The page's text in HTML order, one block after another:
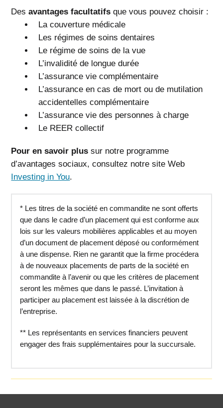
Desavantages facultatifs que vous pouvez choisir :
La couverture médicale
Les régimes de soins dentaires
Le régime de soins de la vue
L’invalidité de longue durée
L’assurance vie complémentaire
L’assurance en cas de mort ou de mutilation
accidentelles complémentaire
L’assurance vie des personnes à charge
Le REER collectif
Pour en savoir plus sur notre programme
d’avantages sociaux, consultez notre site Web
Investing in You.
* Les titres de la société en commandite ne sont offerts
que dans le cadre d’un placement qui est conforme aux
lois sur les valeurs mobilières applicables et au moyen
d’un document de placement déposé ou conformément
à une dispense. Rien ne garantit que la firme procédera
à de nouveaux placements de parts de la société en
commandite à l’avenir ou que les critères de placement
seront les mêmes que dans le passé. L’invitation à
participer au placement est laissée à la discrétion de
l’entreprise.
** Les représentants en services financiers peuvent
engager des frais supplémentaires pour la succursale.